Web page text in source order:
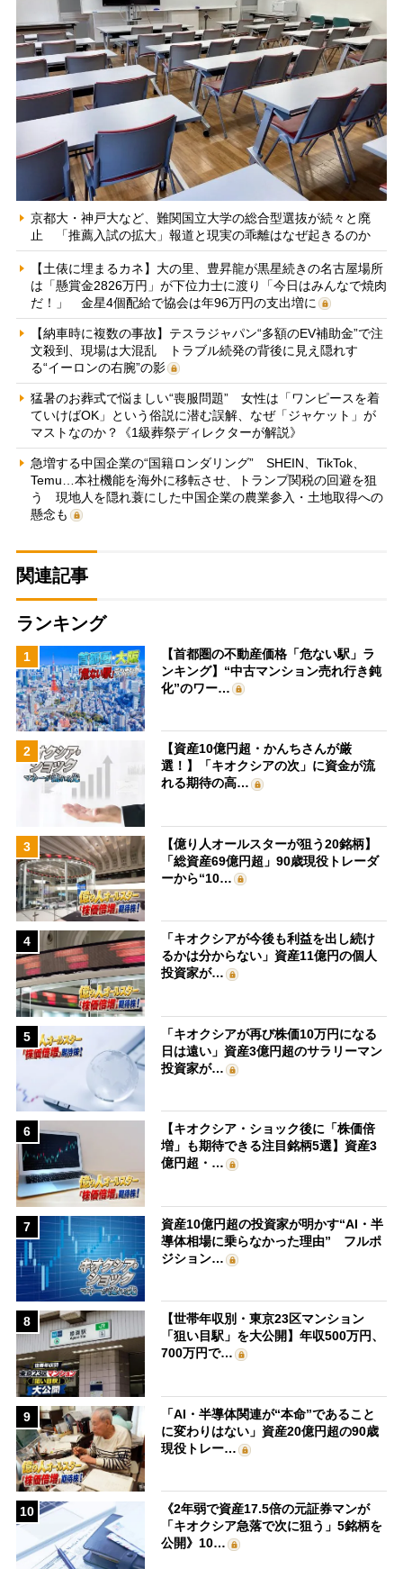
京都大・神戸大など、難関国立大学の総合型選抜が続々と廃
止 「推薦入試の拡大」報道と現実の乖離はなぜ起きるのか
【土俵に埋まるカネ】大の里、豊昇龍が黒星続きの名古屋場所
は「懸賞金2826万円」が下位力士に渡り「今日はみんなで焼肉
だ！」 金星4個配給で協会は年96万円の支出増に
【納車時に複数の事故】テスラジャパン“多額のEV補助金”で注
文殺到、現場は大混乱 トラブル続発の背後に見え隠れす
る“イーロンの右腕”の影
猛暑のお葬式で悩ましい“喪服問題” 女性は「ワンピースを着
ていけばOK」という俗説に潜む誤解、なぜ「ジャケット」が
マストなのか？《1級葬祭ディレクターが解説》
急増する中国企業の“国籍ロンダリング” SHEIN、TikTok、
Temu…本社機能を海外に移転させ、トランプ関税の回避を狙
う 現地人を隠れ蓑にした中国企業の農業参入・土地取得への
懸念も
関連記事
ランキング
1
【首都圏の不動産価格「危ない駅」ラ
ンキング】“中古マンション売れ行き鈍
化”のワー…
2
【資産10億円超・かんちさんが厳
選！】「キオクシアの次」に資金が流
れる期待の高…
3
【億り人オールスターが狙う20銘柄】
「総資産69億円超」90歳現役トレーダ
ーから“10…
4
「キオクシアが今後も利益を出し続け
るかは分からない」資産11億円の個人
投資家が…
5
「キオクシアが再び株価10万円になる
日は遠い」資産3億円超のサラリーマン
投資家が…
6
【キオクシア・ショック後に「株価倍
増」も期待できる注目銘柄5選】資産3
億円超・…
7
資産10億円超の投資家が明かす“AI・半
導体相場に乗らなかった理由” フルポ
ジション…
8
【世帯年収別・東京23区マンション
「狙い目駅」を大公開】年収500万円、
700万円で…
9
「AI・半導体関連が“本命”であること
に変わりはない」資産20億円超の90歳
現役トレー…
10
《2年弱で資産17.5倍の元証券マンが
「キオクシア急落で次に狙う」5銘柄を
公開》10…